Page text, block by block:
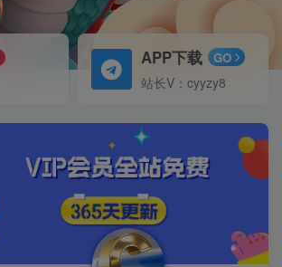
APP下载 GO
站长V：cyyzy8